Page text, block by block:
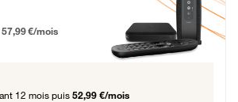
12 mois puis 57,99 € par mois, Engagement 12 mois
57,99 €/mois
12 mois puis 52,99 €/mois